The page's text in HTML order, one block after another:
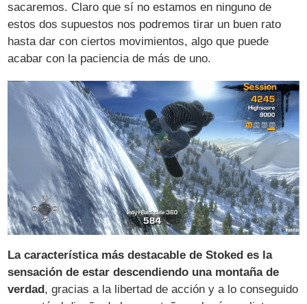
sacaremos. Claro que sí no estamos en ninguno de
estos dos supuestos nos podremos tirar un buen rato
hasta dar con ciertos movimientos, algo que puede
acabar con la paciencia de más de uno.
La característica más destacable de Stoked es la
sensación de estar descendiendo una montaña de
verdad, gracias a la libertad de acción y a lo conseguido